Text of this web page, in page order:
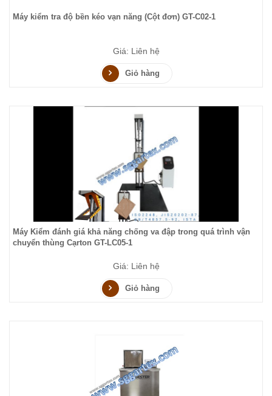
Máy kiểm tra độ bền kéo vạn năng (Cột đơn) GT-C02-1
Giá: Liên hệ
Giỏ hàng
Máy Kiểm đánh giá khả năng chống va đập trong quá trình vận
chuyển thùng Cạrton GT-LC05-1
Giá: Liên hệ
Giỏ hàng